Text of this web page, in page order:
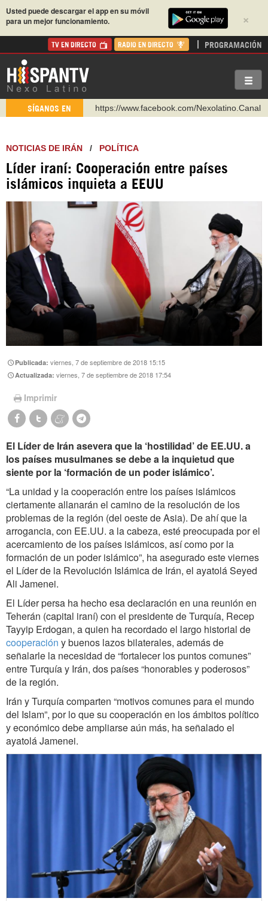
×
Usted puede descargar el app en su móvil
para un mejor funcionamiento.
TV EN DIRECTO RADIO EN DIRECTO PROGRAMACIÓN
SÍGANOS EN
https://www.facebook.com/Nexolatino.Canal
http://twitter.com/nexo_latino
https://t.me/hispantvcanal
https://urmedium.com/c/hispantv
Instagram como: hispan_tv
NOTICIAS DE IRÁN / POLÍTICA
Líder iraní: Cooperación entre países
islámicos inquieta a EEUU
Publicada:viernes, 7 de septiembre de 2018 15:15
Actualizada:viernes, 7 de septiembre de 2018 17:54
Imprimir
El Líder de Irán asevera que la ‘hostilidad’ de EE.UU. a
los países musulmanes se debe a la inquietud que
siente por la ‘formación de un poder islámico’.
“La unidad y la cooperación entre los países islámicos
ciertamente allanarán el camino de la resolución de los
problemas de la región (del oeste de Asia). De ahí que la
arrogancia, con EE.UU. a la cabeza, esté preocupada por el
acercamiento de los países islámicos, así como por la
formación de un poder islámico”, ha asegurado este viernes
el Líder de la Revolución Islámica de Irán, el ayatolá Seyed
Ali Jamenei.
El Líder persa ha hecho esa declaración en una reunión en
Teherán (capital iraní) con el presidente de Turquía, Recep
Tayyip Erdogan, a quien ha recordado el largo historial de
cooperación y buenos lazos bilaterales, además de
señalarle la necesidad de “fortalecer los puntos comunes”
entre Turquía y Irán, dos países “honorables y poderosos”
de la región.
Irán y Turquía comparten “motivos comunes para el mundo
del Islam”, por lo que su cooperación en los ámbitos político
y económico debe ampliarse aún más, ha señalado el
ayatolá Jamenei.